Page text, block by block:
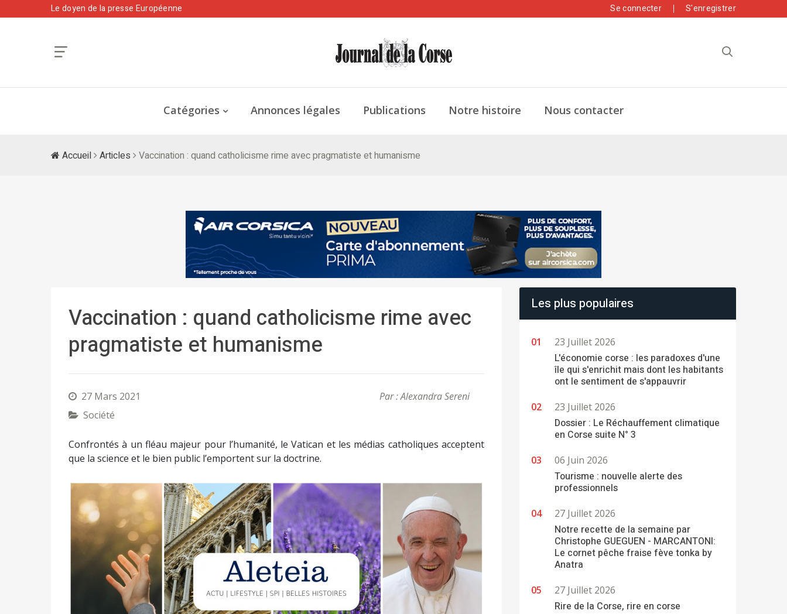
Le doyen de la presse Européenne Se connecter S'enregistrer
Catégories Annonces légales Publications Notre histoire Nous contacter
Accueil Articles Vaccination : quand catholicisme rime avec pragmatiste et humanisme
Vaccination : quand catholicisme rime avec
pragmatiste et humanisme
27 Mars 2021
Par : Alexandra Sereni
Société
Confrontés à un fléau majeur pour l’humanité, le Vatican et les médias catholiques acceptent
que la science et le bien public l’emportent sur la doctrine.
Les plus populaires
23 Juillet 2026
L'économie corse : les paradoxes d'une
île qui s'enrichit mais dont les habitants
ont le sentiment de s'appauvrir
23 Juillet 2026
Dossier : Le Réchauffement climatique
en Corse suite N° 3
06 Juin 2026
Tourisme : nouvelle alerte des
professionnels
27 Juillet 2026
Notre recette de la semaine par
Christophe GUEGUEN - MARCANTONI:
Le cornet pêche fraise fève tonka by
Anatra
27 Juillet 2026
Rire de la Corse, rire en corse